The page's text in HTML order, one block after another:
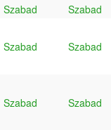
Szabad
Szabad
Szabad Szabad
Szabad Szabad